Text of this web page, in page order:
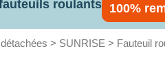
roulants 100%
> SUNRISE > Fauteuil